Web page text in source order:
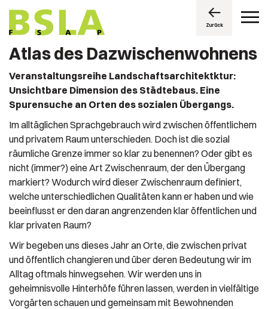
Zurück
Atlas des Dazwischenwohnens
Veranstaltungsreihe Landschaftsarchitektktur:
Unsichtbare Dimension des Städtebaus. Eine
Spurensuche an Orten des sozialen Übergangs.
Im alltäglichen Sprachgebrauch wird zwischen öffentlichem
und privatem Raum unterschieden. Doch ist die sozial
räumliche Grenze immer so klar zu benennen? Oder gibt es
nicht (immer?) eine Art Zwischenraum, der den Übergang
markiert? Wodurch wird dieser Zwischenraum definiert,
welche unterschiedlichen Qualitäten kann er haben und wie
beeinflusst er den daran angrenzenden klar öffentlichen und
klar privaten Raum?
Wir begeben uns dieses Jahr an Orte, die zwischen privat
und öffentlich changieren und über deren Bedeutung wir im
Alltag oftmals hinwegsehen. Wir werden uns in
geheimnisvolle Hinterhöfe führen lassen, werden in vielfältige
Vorgärten schauen und gemeinsam mit Bewohnenden